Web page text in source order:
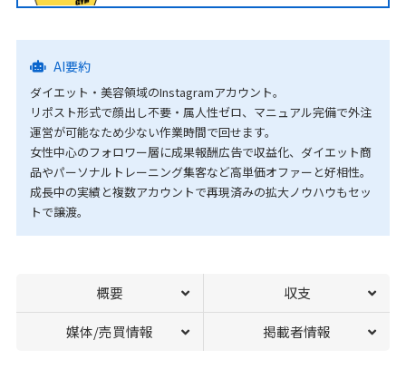
AI要約
ダイエット・美容領域のInstagramアカウント。
リポスト形式で顔出し不要・属人性ゼロ、マニュアル完備で外注
運営が可能なため少ない作業時間で回せます。
女性中心のフォロワー層に成果報酬広告で収益化、ダイエット商
品やパーソナルトレーニング集客など高単価オファーと好相性。
成長中の実績と複数アカウントで再現済みの拡大ノウハウもセッ
トで譲渡。
概要 収支
媒体/売買情報 掲載者情報